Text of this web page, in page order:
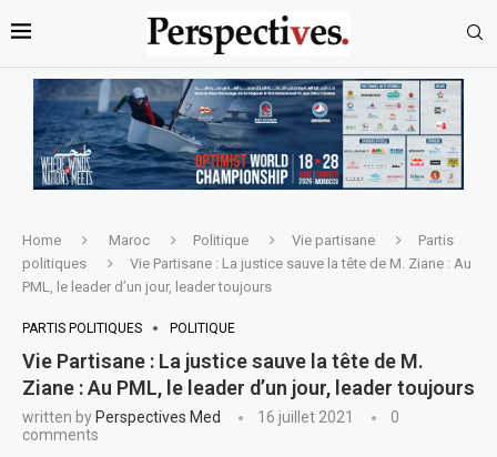
Home Maroc Politique Vie partisane
Partis
politiques
Vie Partisane : La justice sauve la tête de M. Ziane : Au
PML, le leader d’un jour, leader toujours
PARTIS POLITIQUES POLITIQUE
Vie Partisane : La justice sauve la tête de M.
Ziane : Au PML, le leader d’un jour, leader toujours
written by Perspectives Med 16 juillet 2021
0
comments